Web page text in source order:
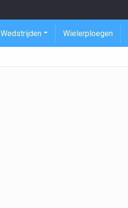
Wedstrijden Wielerploegen